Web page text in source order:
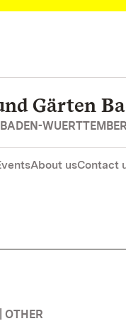
Gärten
About usContact
OTHER